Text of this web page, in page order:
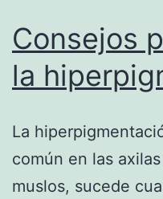
Consejos
la
La
común en las
muslos, sucede